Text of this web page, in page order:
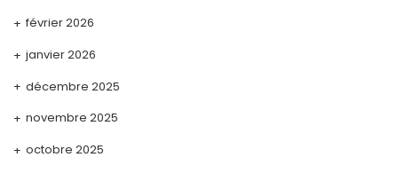
février 2026
janvier 2026
décembre 2025
novembre 2025
octobre 2025